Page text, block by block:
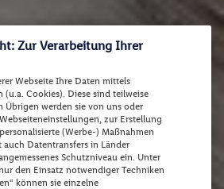
Zur Verarbeitung Ihrer
Webseite Ihre Daten mittels
(u.a. Cookies). Diese sind teilweise
werden sie von uns oder
zur Erstellung
(Werbe-) Maßnahmen
Datentransfers in Länder
Schutzniveau ein. Unter
den Einsatz notwendiger Techniken
können sie einzelne